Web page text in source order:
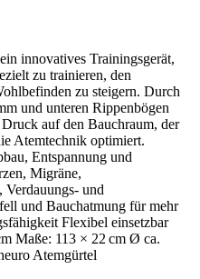
innovatives Trainingsgerät,
zu trainieren, den
zu steigern. Durch
und unteren Rippenbögen
auf den Bauchraum, der
Atemtechnik optimiert.
Entspannung und
Migräne,
und
und Bauchatmung für mehr
Flexibel einsetzbar
Maße: 113 × 22 cm Ø ca.
Atemgürtel